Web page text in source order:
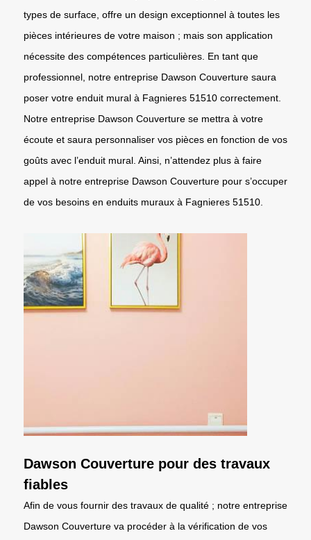
types de surface, offre un design exceptionnel à toutes les
pièces intérieures de votre maison ; mais son application
nécessite des compétences particulières. En tant que
professionnel, notre entreprise Dawson Couverture saura
poser votre enduit mural à Fagnieres 51510 correctement.
Notre entreprise Dawson Couverture se mettra à votre
écoute et saura personnaliser vos pièces en fonction de vos
goûts avec l’enduit mural. Ainsi, n’attendez plus à faire
appel à notre entreprise Dawson Couverture pour s’occuper
de vos besoins en enduits muraux à Fagnieres 51510.
Dawson Couverture pour des travaux
fiables
Afin de vous fournir des travaux de qualité ; notre entreprise
Dawson Couverture va procéder à la vérification de vos